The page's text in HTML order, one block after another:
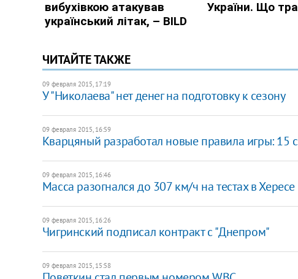
ЧИТАЙТЕ ТАКЖЕ
09 февраля 2015, 17:19
У "Николаева" нет денег на подготовку к сезону
09 февраля 2015, 16:59
Кварцяный разработал новые правила игры: 15
09 февраля 2015, 16:46
Масса разогнался до 307 км/ч на тестах в Хересе
09 февраля 2015, 16:26
Чигринский подписал контракт с "Днепром"
09 февраля 2015, 15:58